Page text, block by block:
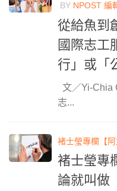
BY NPOST 編
從給魚到
國際志工
行」或「
文／Yi-Chia
志...
褚士瑩專欄【阿
褚士瑩專
論就叫做